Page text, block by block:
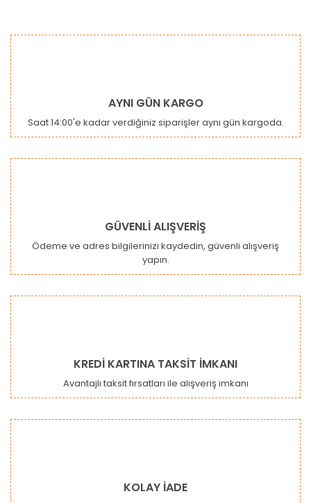
AYNI GÜN KARGO
Saat 14:00'e kadar verdiğiniz siparişler aynı gün kargoda.
GÜVENLİ ALIŞVERİŞ
Ödeme ve adres bilgilerinizi kaydedin, güvenli alışveriş
yapın.
KREDİ KARTINA TAKSİT İMKANI
Avantajlı taksit fırsatları ile alışveriş imkanı
KOLAY İADE